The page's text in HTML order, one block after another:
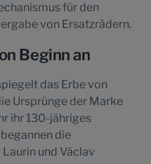
für den
von Ersatzrädern.
Beginn an
das Erbe von
Ursprünge der Marke
ihr 130-jähriges
die
und Václav